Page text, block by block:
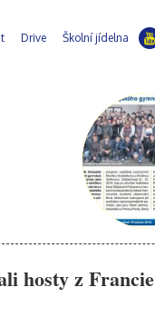
Drive Školní jídelna
hosty z Francie